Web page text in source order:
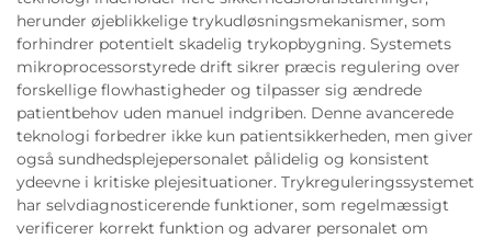
herunder øjeblikkelige trykudløsningsmekanismer, som
forhindrer potentielt skadelig trykopbygning. Systemets
mikroprocessorstyrede drift sikrer præcis regulering over
forskellige flowhastigheder og tilpasser sig ændrede
patientbehov uden manuel indgriben. Denne avancerede
teknologi forbedrer ikke kun patientsikkerheden, men giver
også sundhedsplejepersonalet pålidelig og konsistent
ydeevne i kritiske plejesituationer. Trykreguleringssystemet
har selvdiagnosticerende funktioner, som regelmæssigt
verificerer korrekt funktion og advarer personalet om